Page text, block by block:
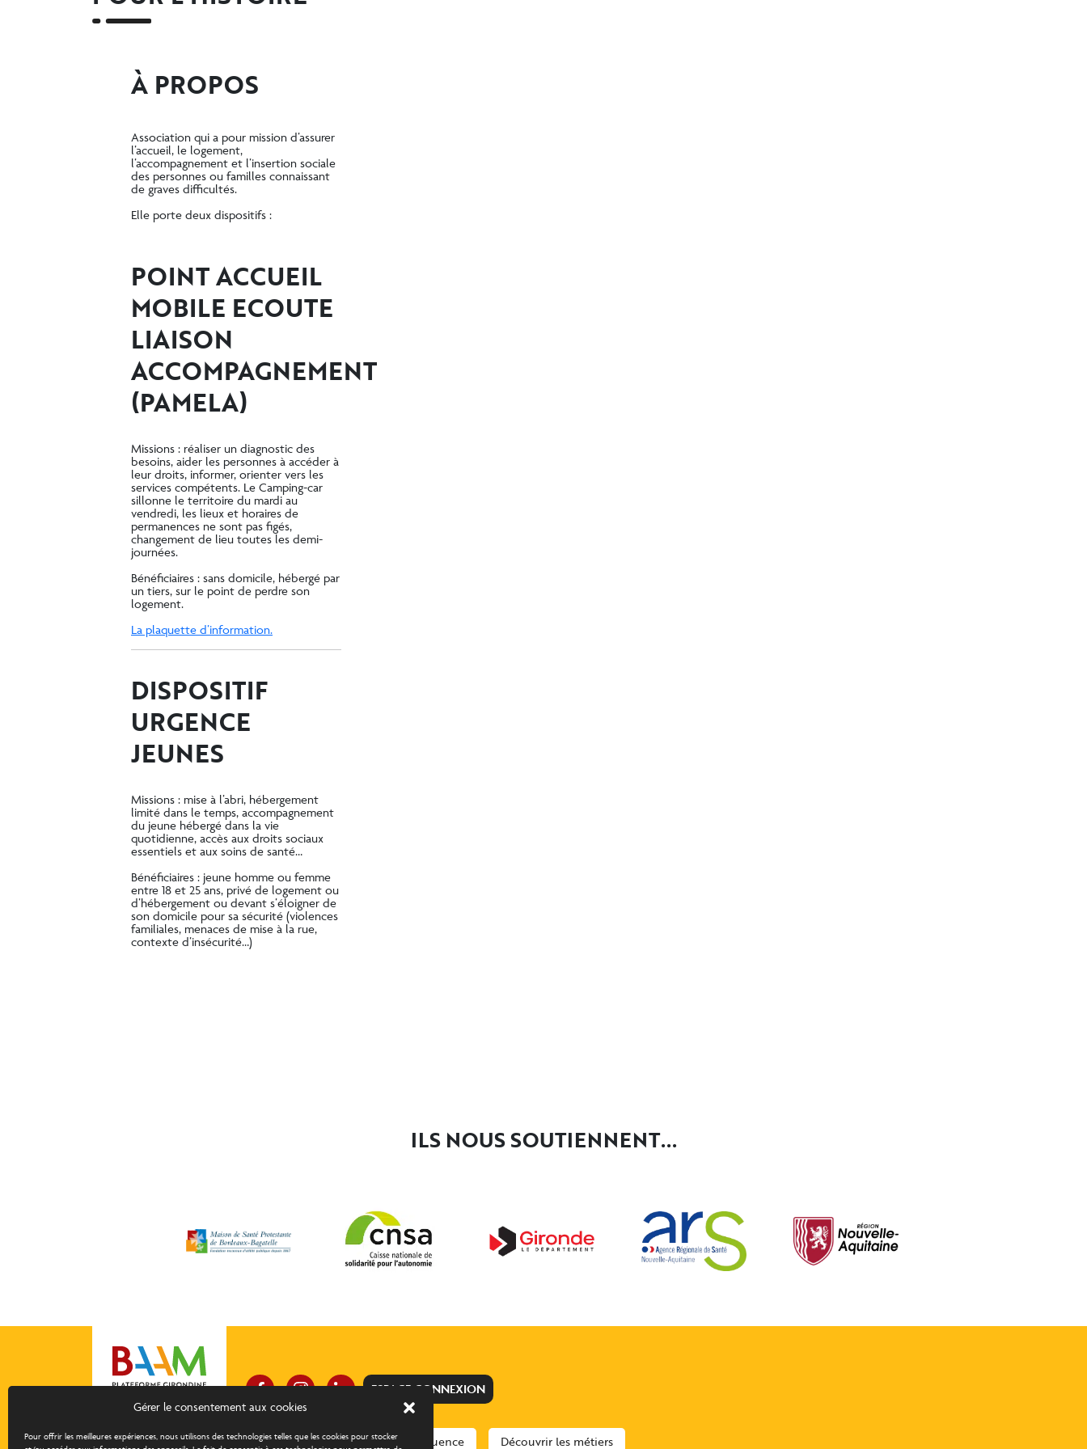
Gérer le consentement aux cookies
Pour offrir les meilleures expériences, nous utilisons des technologies telles que les cookies pour stocker
À PROPOS
Association qui a pour mission d’assurer
l’accueil, le logement,
l’accompagnement et l’insertion sociale
des personnes ou familles connaissant
de graves difficultés.
Elle porte deux dispositifs :
POINT ACCUEIL
MOBILE ECOUTE
LIAISON
ACCOMPAGNEMENT
(PAMELA)
Missions : réaliser un diagnostic des
besoins, aider les personnes à accéder à
leur droits, informer, orienter vers les
services compétents. Le Camping-car
sillonne le territoire du mardi au
vendredi, les lieux et horaires de
permanences ne sont pas figés,
changement de lieu toutes les demi-
journées.
Bénéficiaires : sans domicile, hébergé par
un tiers, sur le point de perdre son
logement.
La plaquette d’information.
DISPOSITIF
URGENCE
JEUNES
Missions : mise à l’abri, hébergement
limité dans le temps, accompagnement
du jeune hébergé dans la vie
quotidienne, accès aux droits sociaux
essentiels et aux soins de santé…
Bénéficiaires : jeune homme ou femme
entre 18 et 25 ans, privé de logement ou
d’hébergement ou devant s’éloigner de
son domicile pour sa sécurité (violences
familiales, menaces de mise à la rue,
contexte d’insécurité…)
ILS NOUS SOUTIENNENT...
Fondation à but non lucratif, la
ESPACE CONNEXION
À propos Concours d’éloquence Découvrir les métiers